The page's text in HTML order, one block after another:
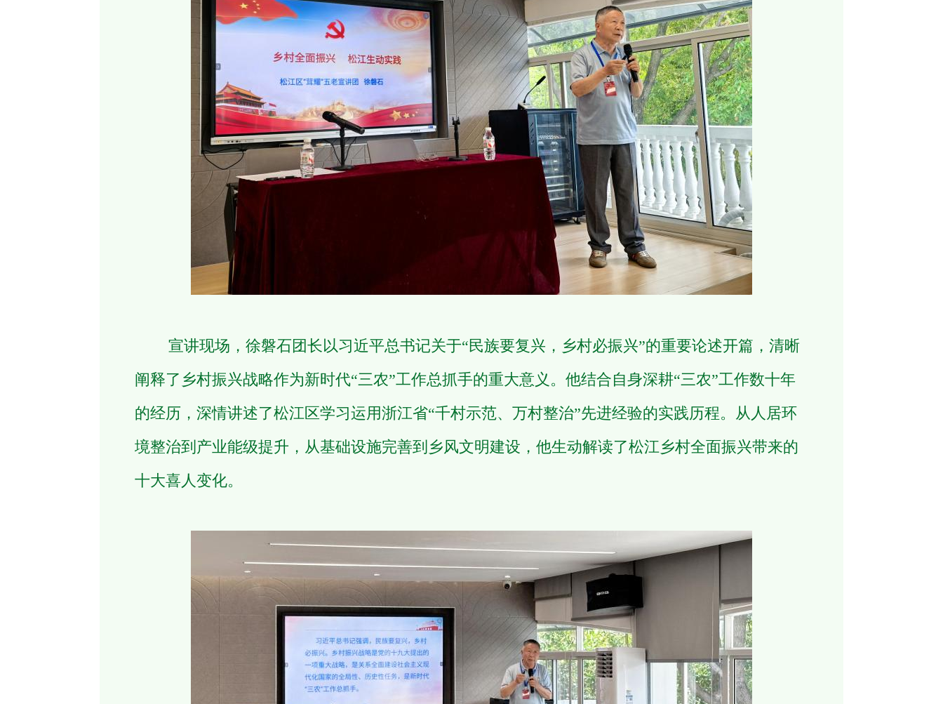
宣讲现场，徐磐石团长以习近平总书记关于“民族要复兴，乡村必振兴”的重要论述开篇，清晰
阐释了乡村振兴战略作为新时代“三农”工作总抓手的重大意义。他结合自身深耕“三农”工作数十年
的经历，深情讲述了松江区学习运用浙江省“千村示范、万村整治”先进经验的实践历程。从人居环
境整治到产业能级提升，从基础设施完善到乡风文明建设，他生动解读了松江乡村全面振兴带来的
十大喜人变化。